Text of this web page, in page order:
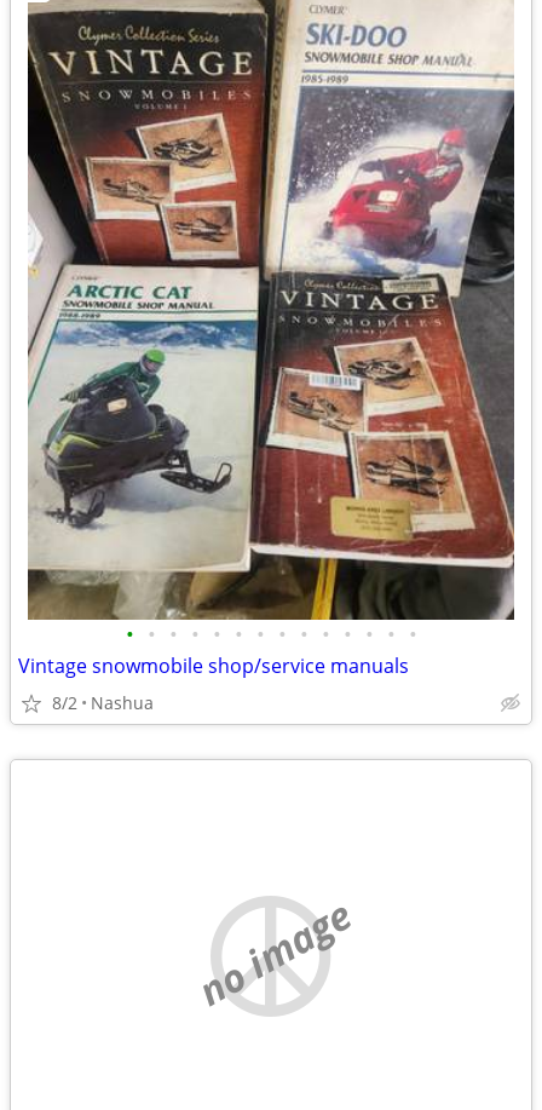
• • • • • • • • • • • • • •
Vintage snowmobile shop/service manuals
8/2 Nashua
no image